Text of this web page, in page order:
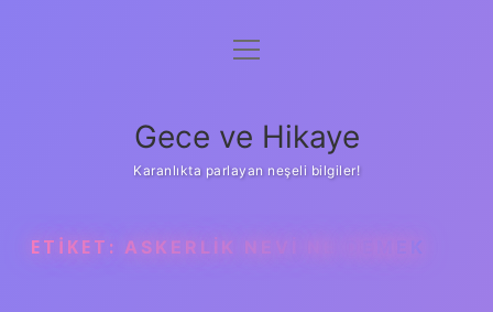
Anasayfa
Yasal Uyarı
menüyü
Gece ve Hikaye
Karanlıkta parlayan neşeli bilgiler!
ETIKET: ASKERLIK NEVI NE DEMEK